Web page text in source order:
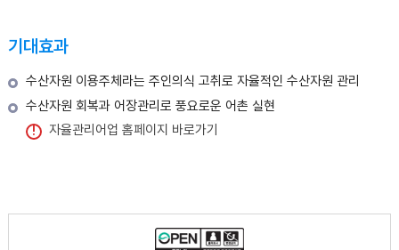
기대효과
수산자원 이용주체라는 주인의식 고취로 자율적인 수산자원 관리
수산자원 회복과 어장관리로 풍요로운 어촌 실현
자율관리어업 홈페이지 바로가기